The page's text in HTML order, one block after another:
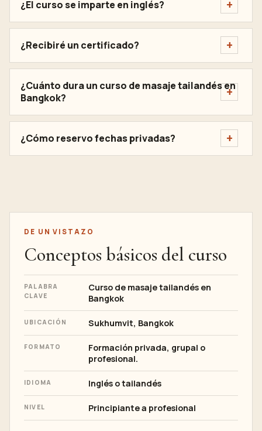
¿El curso se imparte en inglés?
¿Recibiré un certificado?
¿Cuánto dura un curso de masaje tailandés en
Bangkok?
¿Cómo reservo fechas privadas?
DE UN VISTAZO
Conceptos básicos del curso
PALABRA
CLAVE
Curso de masaje tailandés en
Bangkok
UBICACIÓN Sukhumvit, Bangkok
FORMATO
Formación privada, grupal o
profesional.
IDIOMA Inglés o tailandés
NIVEL Principiante a profesional